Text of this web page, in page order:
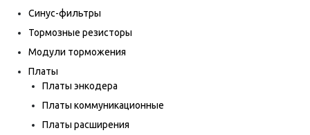
Синус-фильтры
Тормозные резисторы
Модули торможения
Платы
Платы энкодера
Платы коммуникационные
Платы расширения